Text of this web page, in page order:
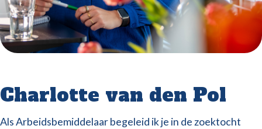
Charlotte van den Pol
Als Arbeidsbemiddelaar begeleid ik je in de zoektocht